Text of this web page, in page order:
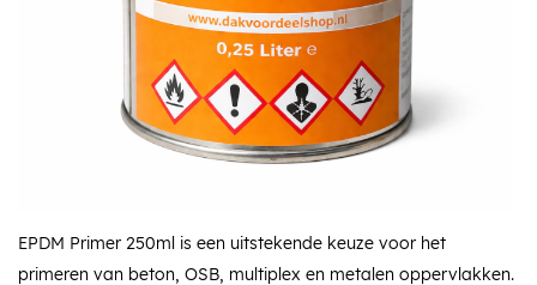
EPDM Primer 250ml is een uitstekende keuze voor het
primeren van beton, OSB, multiplex en metalen oppervlakken.